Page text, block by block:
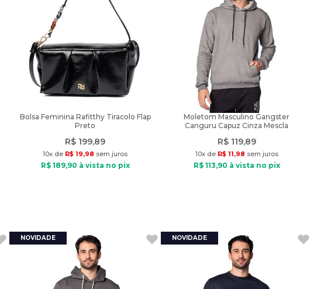
Bolsa Feminina Rafitthy Tiracolo Flap
Preto
R$ 199,89
10x de R$ 19,98 sem juros
R$ 189,90 à vista no pix
Moletom Masculino Gangster
Canguru Capuz Cinza Mescla
R$ 119,89
10x de R$ 11,98 sem juros
R$ 113,90 à vista no pix